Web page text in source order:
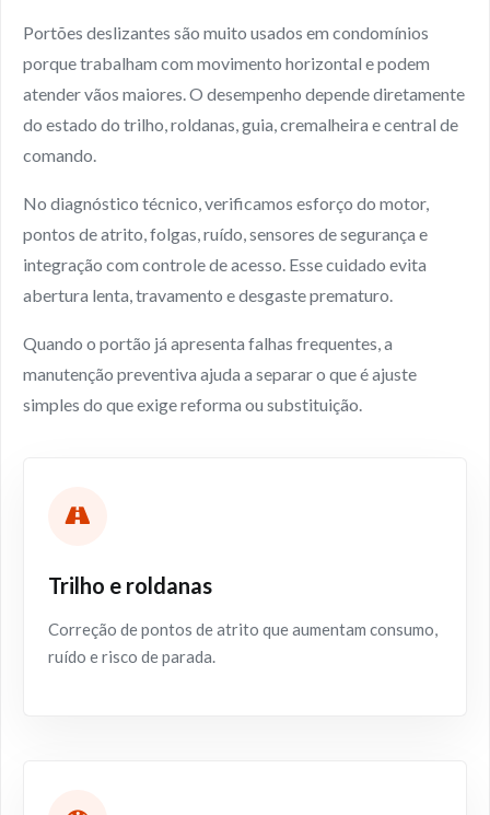
Portões deslizantes são muito usados em condomínios
porque trabalham com movimento horizontal e podem
atender vãos maiores. O desempenho depende diretamente
do estado do trilho, roldanas, guia, cremalheira e central de
comando.
No diagnóstico técnico, verificamos esforço do motor,
pontos de atrito, folgas, ruído, sensores de segurança e
integração com controle de acesso. Esse cuidado evita
abertura lenta, travamento e desgaste prematuro.
Quando o portão já apresenta falhas frequentes, a
manutenção preventiva ajuda a separar o que é ajuste
simples do que exige reforma ou substituição.
Trilho e roldanas
Correção de pontos de atrito que aumentam consumo,
ruído e risco de parada.